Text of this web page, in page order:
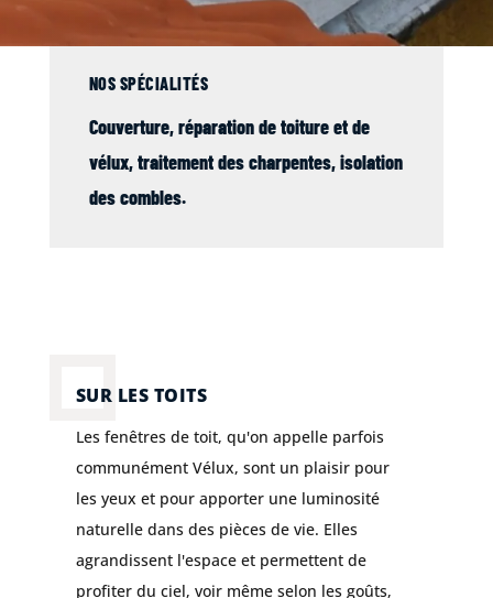
NOS SPÉCIALITÉS
Couverture, réparation detoitureet de
vélux,traitement des charpentes,isolation
des combles.
SUR LES TOITS
Les fenêtres de toit, qu'on appelle parfois
communément Vélux, sont un plaisir pour
les yeux et pour apporter une luminosité
naturelle dans des pièces de vie. Elles
agrandissent l'espace et permettent de
profiter du ciel, voir même selon les goûts,